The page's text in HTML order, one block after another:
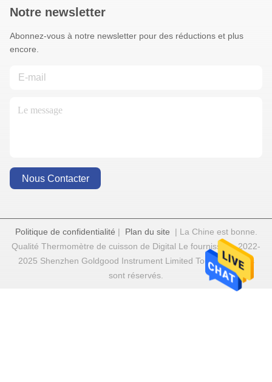
Notre newsletter
Abonnez-vous à notre newsletter pour des réductions et plus
encore.
Nous Contacter
Politique de confidentialité | Plan du site | La Chine est bonne.
Qualité Thermomètre de cuisson de Digital Le fournisseur. 2022-
2025 Shenzhen Goldgood Instrument Limited Tout. Les droits
sont réservés.